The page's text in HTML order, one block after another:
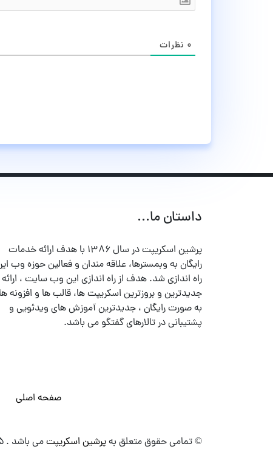
۰ نظرات
داستان ما...
پرشین اسکریپت در سال ۱۳۸۶ با هدف ارائه خدمات
رایگان به وبمسترها، علاقه مندان و فعالین حوزه وب
راه اندازی شد. هدف از راه اندازی این وب سایت ، ارائه
جدیدترین و بروزترین اسکریپت ها، قالب ها و افزونه ها
به صورت رایگان ، جدیدترین آموزش های ویدئویی و
پشتیبانی در تالارهای گفتگو می باشد.
صفحه اصلی
© تمامی حقوق متعلق بهپرشین اسکریپتمی باشد . ۱۳۸۵ - ۱۴۰۰